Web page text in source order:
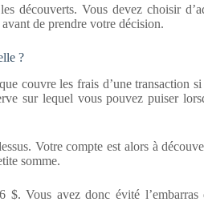
découverts. Vous devez choisir
de prendre votre décision.
?
couvre les frais d’une transaction
sur lequel vous pouvez puiser
Votre compte est alors à
somme.
Vous avez donc évité l’embarras